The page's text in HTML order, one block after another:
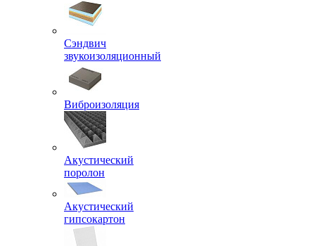
Сэндвич
звукоизоляционный
Виброизоляция
Акустический
поролон
Акустический
гипсокартон